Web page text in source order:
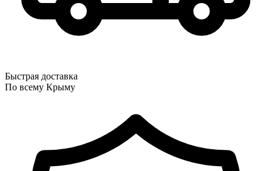
Быстрая доставка
По всему Крыму